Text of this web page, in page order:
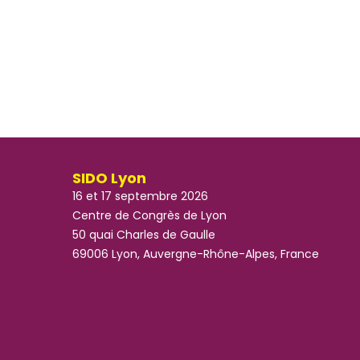
SIDO Lyon
16 et 17 septembre 2026
Centre de Congrès de Lyon
50 quai Charles de Gaulle
69006 Lyon, Auvergne-Rhône-Alpes, France